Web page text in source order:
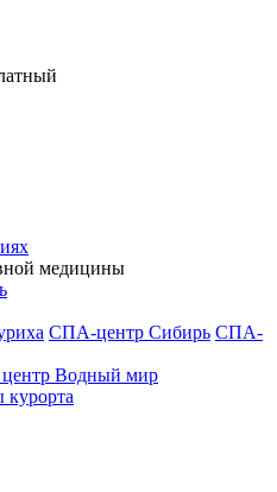
медицины
СПА-центр Сибирь СПА-
Водный мир